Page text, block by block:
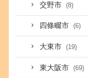
交野市 (8)
四條畷市 (6)
大東市 (19)
東大阪市 (69)